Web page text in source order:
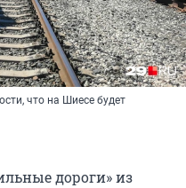
что на Шиесе будет
дороги» из